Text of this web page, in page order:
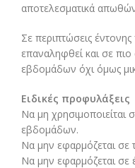
αποτελεσματικά
Σε περιπτώσεις
επαναληφθεί και σε
εβδομάδων όχι όμως
Ειδικές προφυλάξεις
Να μη χρησιμοποιείται
εβδομάδων.
Να μην εφαρμόζεται σε
Να μην εφαρμόζεται σε